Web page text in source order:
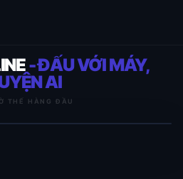
- ĐẤU VỚI MÁY,
AI
THẾ HÀNG ĐẦU